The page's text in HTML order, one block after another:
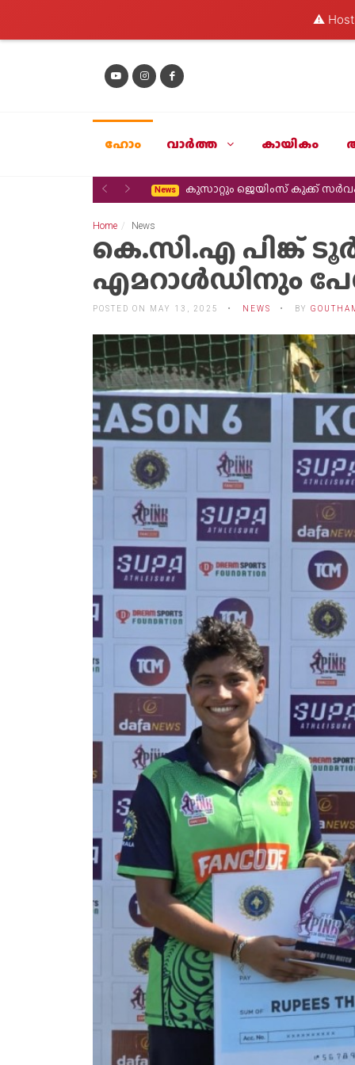
⚠️
ഹോം വാര്‍ത്ത കായികം
Previous
NextNews കുസാറ്റും ജെയിംസ് കുക്ക്
Home News
കെ.സി.എ പിങ്ക്
എമറാൾഡിനും
POSTED ON MAY 13, 2025 NEWS BY